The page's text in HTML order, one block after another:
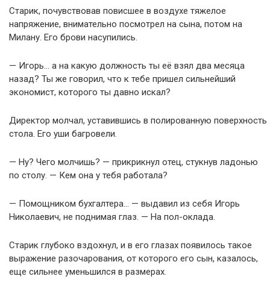
Старик, почувствовав повисшее в воздухе тяжелое
напряжение, внимательно посмотрел на сына, потом на
Милану. Его брови насупились.
— Игорь… а на какую должность ты её взял два месяца
назад? Ты же говорил, что к тебе пришел сильнейший
экономист, которого ты давно искал?
Директор молчал, уставившись в полированную поверхность
стола. Его уши багровели.
— Ну? Чего молчишь? — прикрикнул отец, стукнув ладонью
по столу. — Кем она у тебя работала?
— Помощником бухгалтера… — выдавил из себя Игорь
Николаевич, не поднимая глаз. — На пол-оклада.
Старик глубоко вздохнул, и в его глазах появилось такое
выражение разочарования, от которого его сын, казалось,
еще сильнее уменьшился в размерах.